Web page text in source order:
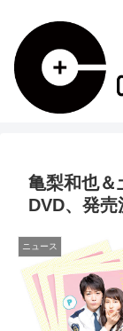
亀梨和也＆
DVD、発売
ニュース